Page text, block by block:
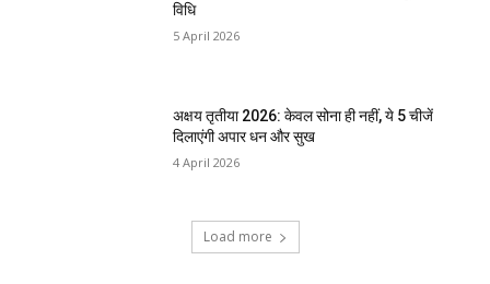
विधि
5 April 2026
अक्षय तृतीया 2026: केवल सोना ही नहीं, ये 5 चीजें
दिलाएंगी अपार धन और सुख
4 April 2026
Load more